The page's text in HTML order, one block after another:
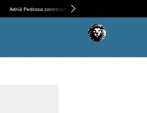
Adrià Pedrosa construirá la nueva residencia en el